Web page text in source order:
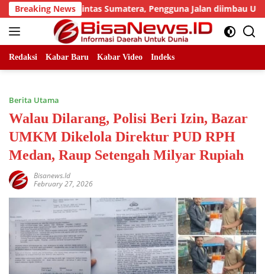
Skip
to
content
Breaking News
Lintas Sumatera, Pengguna Jalan diimbau Untuk
Redaksi Kabar Baru Kabar Video Indeks
Berita Utama
Walau Dilarang, Polisi Beri Izin, Bazar
UMKM Dikelola Direktur PUD RPH
Medan, Raup Setengah Milyar Rupiah
Bisanews.id
February 27, 2026